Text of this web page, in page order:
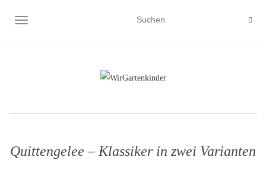
NAVIGATION UMSCHALTEN
Quittengelee – Klassiker in zwei Varianten